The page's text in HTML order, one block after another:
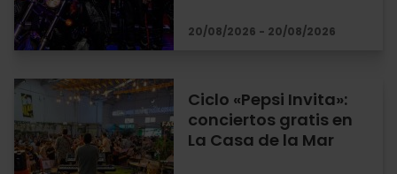
20/08/2026 - 20/08/2026
Ciclo «Pepsi Invita»:
conciertos gratis en
La Casa de la Mar